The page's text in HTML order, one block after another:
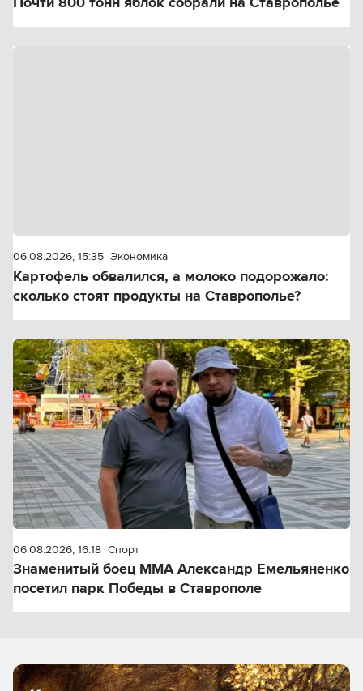
06.08.2026, 15:35 Экономика
Картофель обвалился, а молоко подорожало:
сколько стоят продукты на Ставрополье?
06.08.2026, 16:18 Спорт
Знаменитый боец ММА Александр Емельяненко
посетил парк Победы в Ставрополе